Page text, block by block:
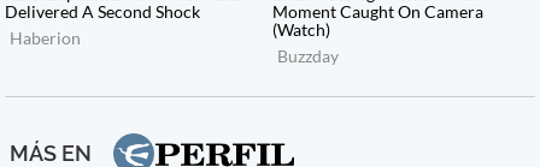
MÁS EN